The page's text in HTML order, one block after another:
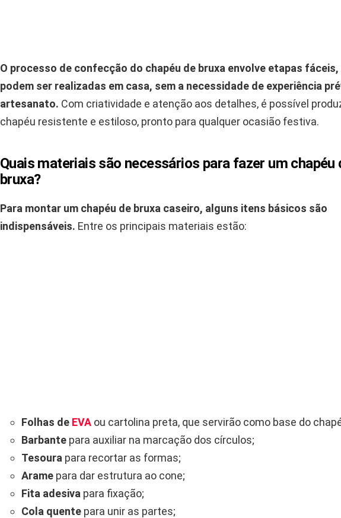
O processo de confecção do chapéu de bruxa envolve etapas fáceis,
podem ser realizadas em casa, sem a necessidade de experiência
artesanato. Com criatividade e atenção aos detalhes, é possível
chapéu resistente e estiloso, pronto para qualquer ocasião festiva.
Quais materiais são necessários para fazer um chapéu
bruxa?
Para montar um chapéu de bruxa caseiro, alguns itens básicos são
indispensáveis. Entre os principais materiais estão:
Folhas de EVA ou cartolina preta, que servirão como base do
Barbante para auxiliar na marcação dos círculos;
Tesoura para recortar as formas;
Arame para dar estrutura ao cone;
Fita adesiva para fixação;
Cola quente para unir as partes;